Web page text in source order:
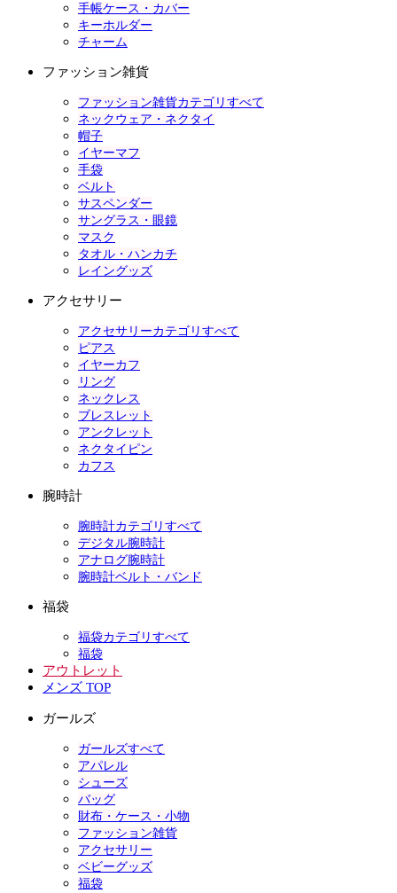
手帳ケース・カバー
キーホルダー
チャーム
ファッション雑貨
ファッション雑貨カテゴリすべて
ネックウェア・ネクタイ
帽子
イヤーマフ
手袋
ベルト
サスペンダー
サングラス・眼鏡
マスク
タオル・ハンカチ
レイングッズ
アクセサリー
アクセサリーカテゴリすべて
ピアス
イヤーカフ
リング
ネックレス
ブレスレット
アンクレット
ネクタイピン
カフス
腕時計
腕時計カテゴリすべて
デジタル腕時計
アナログ腕時計
腕時計ベルト・バンド
福袋
福袋カテゴリすべて
福袋
アウトレット
メンズ TOP
ガールズ
ガールズすべて
アパレル
シューズ
バッグ
財布・ケース・小物
ファッション雑貨
アクセサリー
ベビーグッズ
福袋